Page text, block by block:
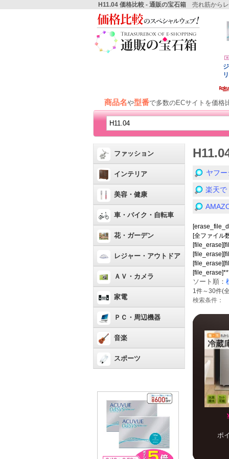
H11.04 価格比較 - 通販の宝石箱 売れ筋からレ
商品名や型番で多数のECサイトを価
ファッション
インテリア
美容・健康
車・バイク・自転車
花・ガーデン
レジャー・アウトドア
ＡＶ・カメラ
家電
ＰＣ・周辺機器
音楽
スポーツ
ヤフ
楽天で
[全ファイル
ソート順：
1件～30件(
検索条件：
ポ